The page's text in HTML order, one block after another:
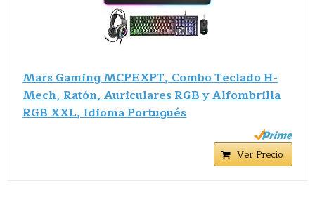
Mars Gaming MCPEXPT, Combo Teclado H-
Mech, Ratón, Auriculares RGB y Alfombrilla
RGB XXL, Idioma Portugués
Ver Precio